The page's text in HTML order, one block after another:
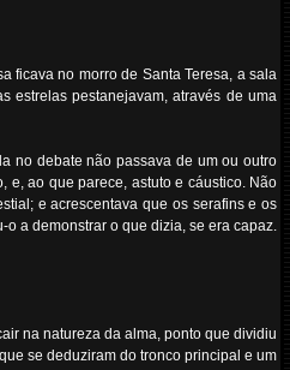
ficava no morro de Santa Teresa, a sala
estrelas pestanejavam, através de uma
no debate não passava de um ou outro
e, ao que parece, astuto e cáustico. Não
e acrescentava que os serafins e os
a demonstrar o que dizia, se era capaz.
na natureza da alma, ponto que dividiu
se deduziram do tronco principal e um